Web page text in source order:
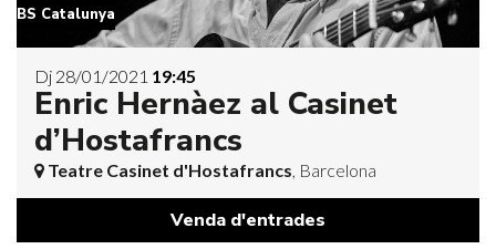
BS Catalunya
Dj 28/01/2021 19:45
Enric Hernàez al Casinet
d’Hostafrancs
Teatre Casinet d'Hostafrancs, Barcelona
Venda d'entrades